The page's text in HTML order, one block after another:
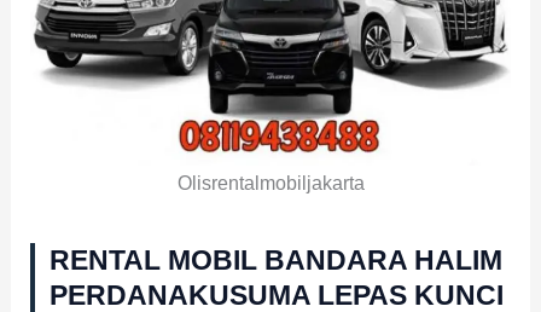
Olisrentalmobiljakarta
RENTAL MOBIL BANDARA HALIM
PERDANAKUSUMA LEPAS KUNCI